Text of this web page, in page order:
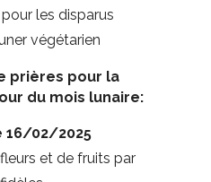
pour les disparus
végétarien
prières pour la
du mois lunaire:
16/02/2025
et de fruits par